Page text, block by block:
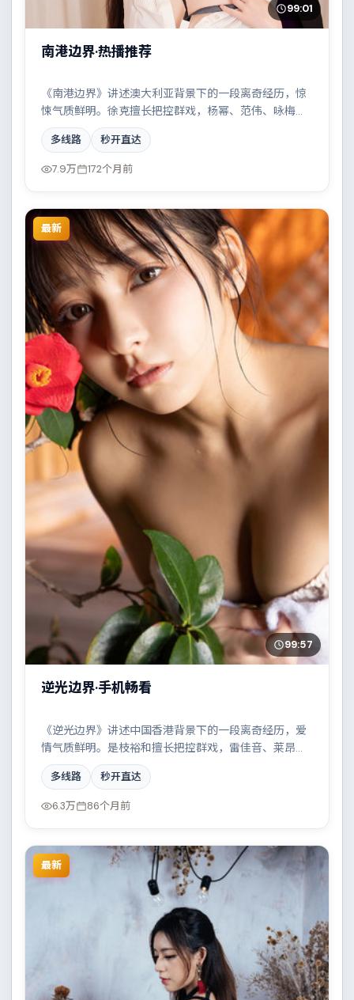
99:01
南港边界·热播推荐
《南港边界》讲述澳大利亚背景下的一段离奇经历，惊
悚气质鲜明。徐克擅长把控群戏，杨幂、范伟、咏梅、
拉尔夫·费因斯共同撑起复杂人物关系，科技伦理与情感
羁绊形成强烈对撞。
多线路 秒开直达
7.9万 172个月前
最新
99:57
逆光边界·手机畅看
《逆光边界》讲述中国香港背景下的一段离奇经历，爱
情气质鲜明。是枝裕和擅长把控群戏，雷佳音、莱昂纳
多·迪卡普里奥、沈腾、奥布瑞·普拉扎共同撑起复杂人物
关系，家族恩怨与时代变迁交织成一曲悲歌。
多线路 秒开直达
6.3万 86个月前
最新